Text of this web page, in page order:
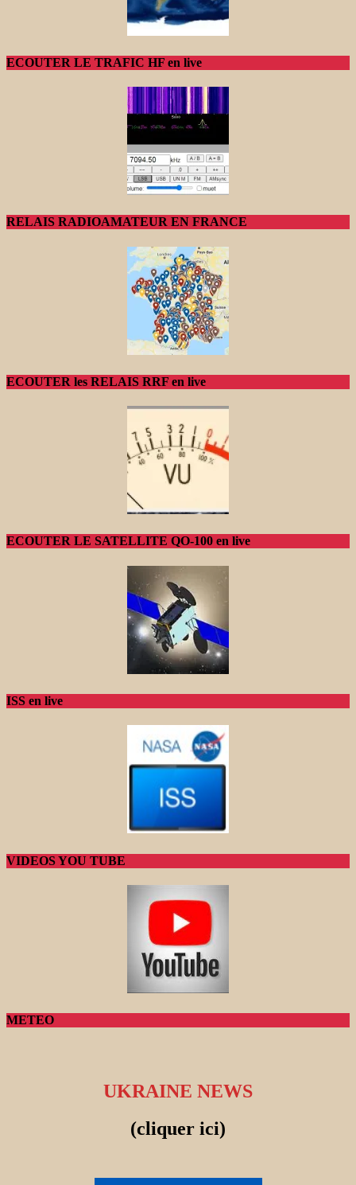
ECOUTER LE TRAFIC HF en live
RELAIS RADIOAMATEUR EN FRANCE
ECOUTER les RELAIS RRF en live
ECOUTER LE SATELLITE QO-100 en live
ISS en live
VIDEOS YOU TUBE
METEO
UKRAINE NEWS
(cliquer ici)